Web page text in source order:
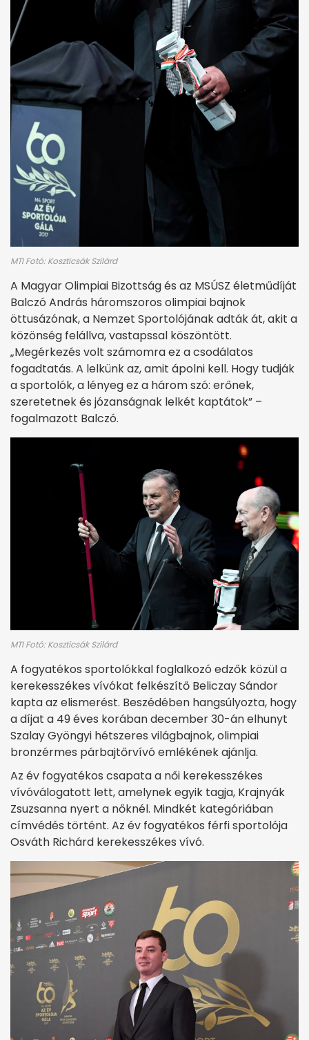
MTI Fotó: Koszticsák Szilárd
A Magyar Olimpiai Bizottság és az MSÚSZ életműdíját
Balczó András háromszoros olimpiai bajnok
öttusázónak, a Nemzet Sportolójának adták át, akit a
közönség felállva, vastapssal köszöntött.
„Megérkezés volt számomra ez a csodálatos
fogadtatás. A lelkünk az, amit ápolni kell. Hogy tudják
a sportolók, a lényeg ez a három szó: erőnek,
szeretetnek és józanságnak lelkét kaptátok” –
fogalmazott Balczó.
MTI Fotó: Koszticsák Szilárd
A fogyatékos sportolókkal foglalkozó edzők közül a
kerekesszékes vívókat felkészítő Beliczay Sándor
kapta az elismerést. Beszédében hangsúlyozta, hogy
a díjat a 49 éves korában december 30-án elhunyt
Szalay Gyöngyi hétszeres világbajnok, olimpiai
bronzérmes párbajtőrvívó emlékének ajánlja.
Az év fogyatékos csapata a női kerekesszékes
vívóválogatott lett, amelynek egyik tagja, Krajnyák
Zsuzsanna nyert a nőknél. Mindkét kategóriában
címvédés történt. Az év fogyatékos férfi sportolója
Osváth Richárd kerekesszékes vívó.